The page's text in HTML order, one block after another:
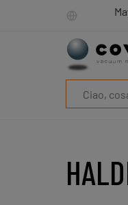
Tecnologie
Informazioni